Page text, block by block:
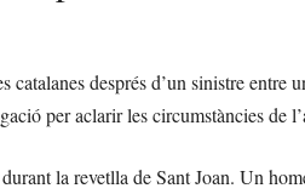
després d’un sinistre entre
per aclarir les circumstàncies de
la revetlla de Sant Joan. Un